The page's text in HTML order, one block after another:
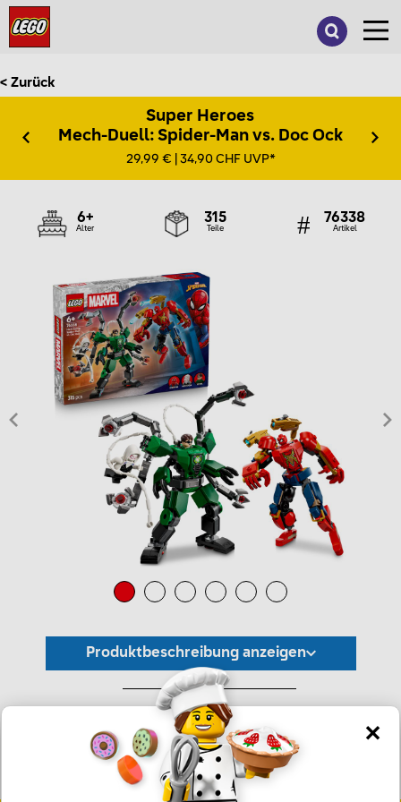
< Zurück
Super Heroes
Mech-Duell: Spider-Man vs. Doc Ock
29,99 € | 34,90 CHF UVP*
6+
Alter
315
Teile
76338
Artikel
Produktbeschreibung anzeigen
*Unverbindliche Preisempfehlung -
Die Preisgestaltung liegt im alleinigen Ermessen des Händlers